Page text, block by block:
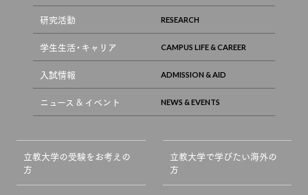
研究活動
学生生活・キャリア
入試情報
ニュース & イベント
立教大学の受験をお考えの
方
立教大学で学びたい海外の
方